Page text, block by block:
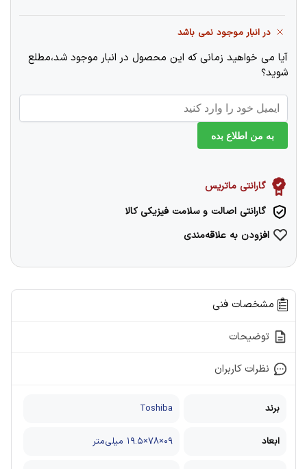
در انبار موجود نمی باشد
آیا می خواهید زمانی که این محصول در انبار موجود شد،مطلع
شوید؟
به من اطلاع بده
گارانتی ماتریس
گارانتی اصالت و سلامت فیزیکی کالا
افزودن به علاقه‌مندی
مشخصات فنی
توضیحات
نظرات کاربران
برند Toshiba
ابعاد ۰۹×۷۸×۱۹.۵ میلی‌متر